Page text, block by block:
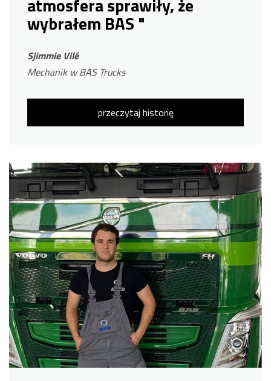
atmosfera sprawiły, że
wybrałem BAS "
Sjimmie Vilé
Mechanik w BAS Trucks
przeczytaj historię